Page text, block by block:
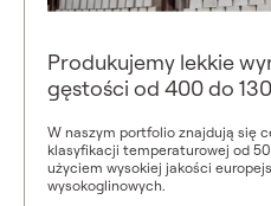
Produkujemy lekkie
gęstości od 400 do
W naszym portfolio znajdują się
klasyfikacji temperaturowej od
użyciem wysokiej jakości
wysokoglinowych.